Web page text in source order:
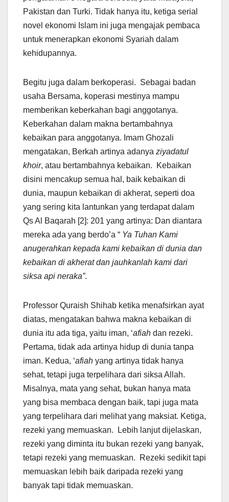
Pakistan dan Turki. Tidak hanya itu, ketiga serial
novel ekonomi Islam ini juga mengajak pembaca
untuk menerapkan ekonomi Syariah dalam
kehidupannya.
Begitu juga dalam berkoperasi. Sebagai badan
usaha Bersama, koperasi mestinya mampu
memberikan keberkahan bagi anggotanya.
Keberkahan dalam makna bertambahnya
kebaikan para anggotanya. Imam Ghozali
mengatakan, Berkah artinya adanya ziyadatul
khoir, atau bertambahnya kebaikan. Kebaikan
disini mencakup semua hal, baik kebaikan di
dunia, maupun kebaikan di akherat, seperti doa
yang sering kita lantunkan yang terdapat dalam
Qs Al Baqarah [2]: 201 yang artinya: Dan diantara
mereka ada yang berdo’a “ Ya Tuhan Kami
anugerahkan kepada kami kebaikan di dunia dan
kebaikan di akherat dan jauhkanlah kami dari
siksa api neraka”.
Professor Quraish Shihab ketika menafsirkan ayat
diatas, mengatakan bahwa makna kebaikan di
dunia itu ada tiga, yaitu iman, ‘afiah dan rezeki.
Pertama, tidak ada artinya hidup di dunia tanpa
iman. Kedua, ‘afiah yang artinya tidak hanya
sehat, tetapi juga terpelihara dari siksa Allah.
Misalnya, mata yang sehat, bukan hanya mata
yang bisa membaca dengan baik, tapi juga mata
yang terpelihara dari melihat yang maksiat. Ketiga,
rezeki yang memuaskan. Lebih lanjut dijelaskan,
rezeki yang diminta itu bukan rezeki yang banyak,
tetapi rezeki yang memuaskan. Rezeki sedikit tapi
memuaskan lebih baik daripada rezeki yang
banyak tapi tidak memuaskan.